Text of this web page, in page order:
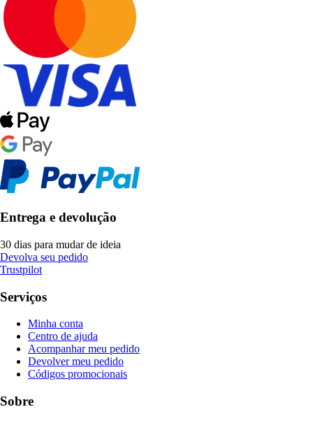
Entrega e devolução
30 dias para mudar de ideia
Devolva seu pedido
Trustpilot
Serviços
Minha conta
Centro de ajuda
Acompanhar meu pedido
Devolver meu pedido
Códigos promocionais
Sobre